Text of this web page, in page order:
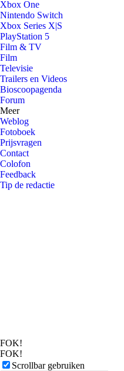
Xbox One
Nintendo Switch
Xbox Series X|S
PlayStation 5
Film & TV
Film
Televisie
Trailers en Videos
Bioscoopagenda
Forum
Meer
Weblog
Fotoboek
Prijsvragen
Contact
Colofon
Feedback
Tip de redactie
FOK!
FOK!
Scrollbar gebruiken